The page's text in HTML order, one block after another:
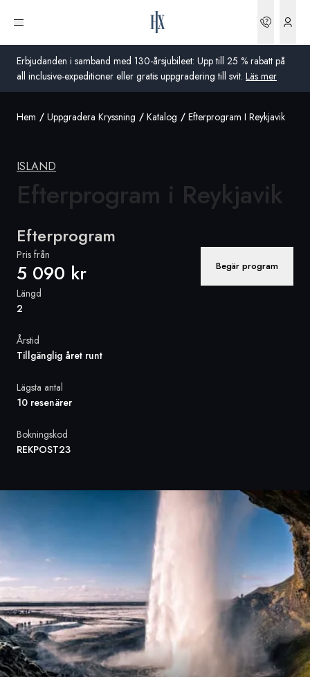
Erbjudanden i samband med 130-årsjubileet: Upp till 25 % rabatt på
all inclusive-expeditioner eller gratis uppgradering till svit. Läs mer
Öppna meny
Tyskland
Schweiz
Norge
Global
Hem Uppgradera Kryssning Katalog Efterprogram I Reykjavik
ISLAND
Efterprogram i Reykjavik
Efterprogram
Pris från
5 090 kr Begär program
Längd
2
Årstid
Tillgänglig året runt
Lägsta antal
10 resenärer
Bokningskod
REKPOST23